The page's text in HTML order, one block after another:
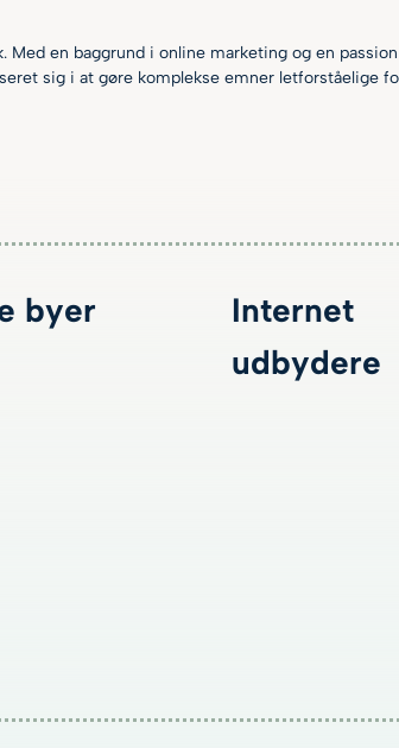
en baggrund i online marketing og en
sig i at gøre komplekse emner letforståelige
byer
Internet
udbydere